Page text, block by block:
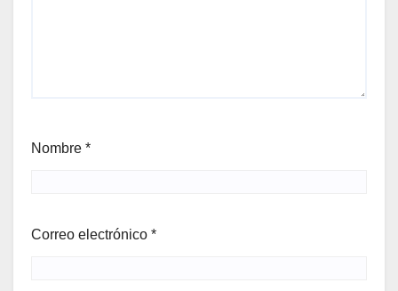
Nombre *
Correo electrónico *